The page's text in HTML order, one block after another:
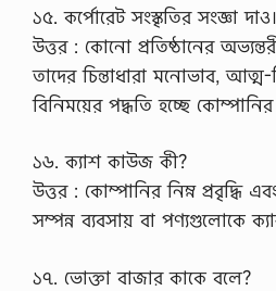
১৫. কর্পোরেট সংস্কৃতির সংজ্ঞা দাও।
উত্তর : কোনো প্রতিষ্ঠানের
তাদের চিন্তাধারা মনোভাব, আত্ম-
বিনিময়ের পদ্ধতি হচ্ছে কোম্পানির
১৬. ক্যাশ কাউজ কী?
উত্তর : কোম্পানির নিম্ন প্রবৃদ্ধি
সম্পন্ন ব্যবসায় বা পণ্যগুলোকে
১৭. ভোক্তা বাজার কাকে বলে?